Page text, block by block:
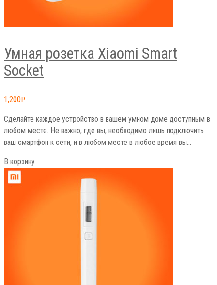
Умная розетка Xiaomi Smart
Socket
1,200Р
Сделайте каждое устройство в вашем умном доме доступным в
любом месте. Не важно, где вы, необходимо лишь подключить
ваш смартфон к сети, и в любом месте в любое время вы…
В корзину